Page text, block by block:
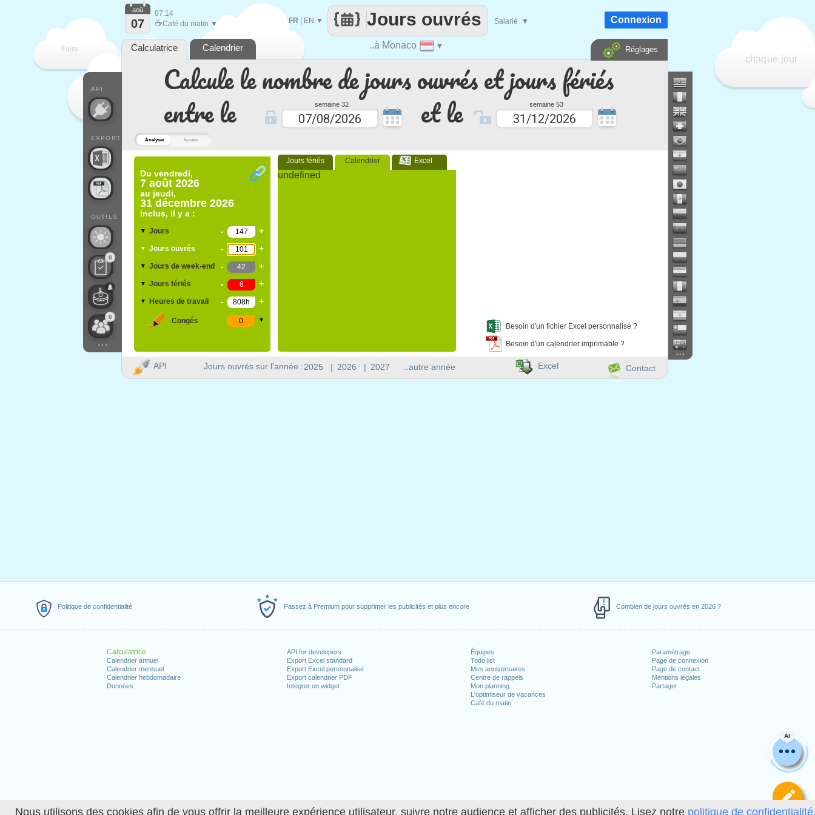
Nous utilisons des cookies afin de vous offrir la meilleure expérience utilisateur, suivre notre audience et afficher des publicités. Lisez notre politique de
Politique de confidentialité Passez à Premium pour supprimer les publicités et plus encore Combien de jours ouvrés en 2026 ?
Calculatrice
Calendrier annuel
Calendrier mensuel
Calendrier hebdomadaire
Données
API for developers
Export Excel standard
Export Excel personnalisé
Export calendrier PDF
Intégrer un widget
Équipes
Todo list
Mes anniversaires
Centre de rappels
Mon planning
L'optimiseur de vacances
Café du matin
Paramétrage
Page de connexion
Page de contact
Mentions légales
Partager
Analyser Ajouter
Calcule le nombre de jours ouvrés et jours fériés
entre le
semaine 32 et le semaine 53
Du vendredi,
7 août 2026
au jeudi,
31 décembre 2026
inclus, il y a :
▼ Jours - +
▼ Jours ouvrés - +
▼ Jours de week-end - +
▼ Jours fériés - +
▼ Heures de travail - +
Congés ▼
Jours fériés Calendrier Excel
undefined
Besoin d'un fichier Excel personnalisé ?
Besoin d'un calendrier imprimable ?
AI
Faire
chaque jour
..à Monaco ▼
Jours ouvrés
FR EN ▼ Salarié ▼
API
EXPORT
OUTILS
0
0
...
aoû
07
07:14
☕Café du matin ▼ Connexion
Calculatrice Calendrier Réglages
Jours ouvrés sur l'année :2025 | 2026 | 2027 ..autre année
...
API Contact
Excel